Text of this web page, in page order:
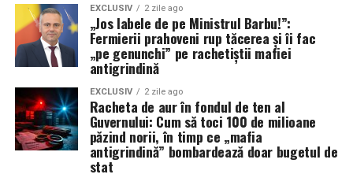
convingă armatorii să își trimită navele la apă.
După cinci luni de conflict, concluzia este ineluctabilă: o
strâmtoare blocată sub ochii unei flote de 290 de nave și
345.000 de marinari este, prin definiție, un eșec naval.
Până când această problemă nu va fi diagnosticată și
rezolvată, supremația maritimă a SUA rămâne doar un
concept teoretic, în timp ce 500 de nave comerciale
stau blocate, așteptând o siguranță care nu mai vine.
EXCLUSIV 2 zile ago
„Jos labele de pe Ministrul Barbu!”:
Fermierii prahoveni rup tăcerea și îi fac
„pe genunchi” pe rachetiștii mafiei
antigrindină
EXCLUSIV 2 zile ago
Racheta de aur în fondul de ten al
Guvernului: Cum să toci 100 de milioane
păzind norii, în timp ce „mafia
antigrindină” bombardează doar bugetul de
stat